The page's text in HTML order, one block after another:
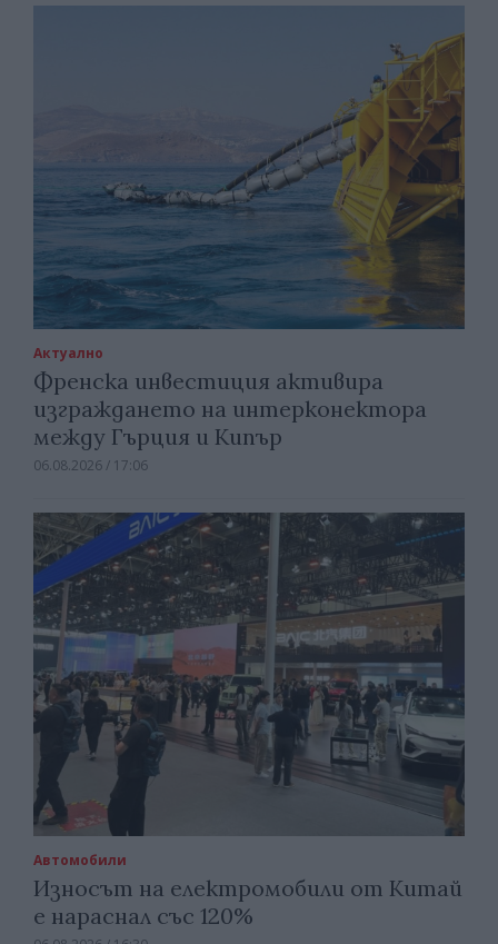
Актуално
Френска инвестиция активира
изграждането на интерконектора
между Гърция и Кипър
06.08.2026 / 17:06
Автомобили
Износът на електромобили от Китай
е нараснал със 120%